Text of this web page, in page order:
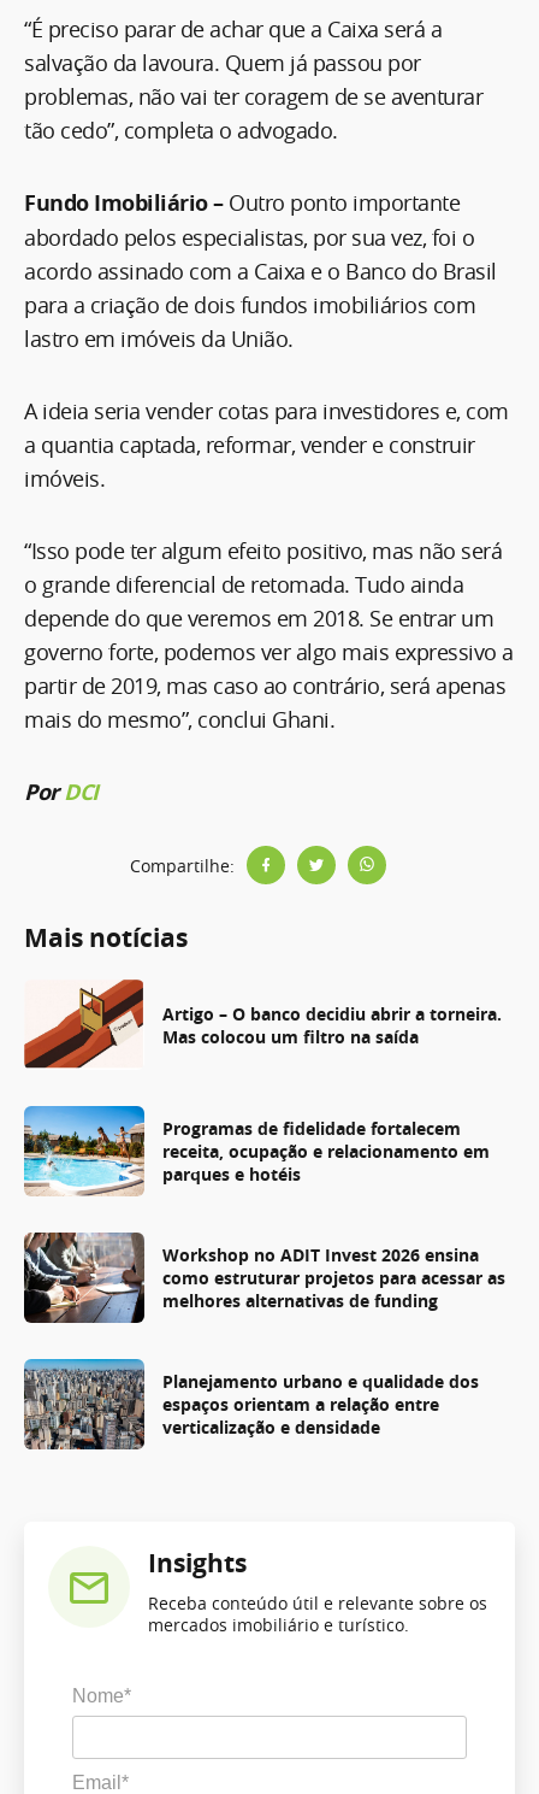
“É preciso parar de achar que a Caixa será a
salvação da lavoura. Quem já passou por
problemas, não vai ter coragem de se aventurar
tão cedo”, completa o advogado.
Fundo Imobiliário – Outro ponto importante
abordado pelos especialistas, por sua vez, foi o
acordo assinado com a Caixa e o Banco do Brasil
para a criação de dois fundos imobiliários com
lastro em imóveis da União.
A ideia seria vender cotas para investidores e, com
a quantia captada, reformar, vender e construir
imóveis.
“Isso pode ter algum efeito positivo, mas não será
o grande diferencial de retomada. Tudo ainda
depende do que veremos em 2018. Se entrar um
governo forte, podemos ver algo mais expressivo a
partir de 2019, mas caso ao contrário, será apenas
mais do mesmo”, conclui Ghani.
PorDCI
Compartilhe:
Mais notícias
Artigo – O banco decidiu abrir a torneira.
Mas colocou um filtro na saída
Programas de fidelidade fortalecem
receita, ocupação e relacionamento em
parques e hotéis
Workshop no ADIT Invest 2026 ensina
como estruturar projetos para acessar as
melhores alternativas de funding
Planejamento urbano e qualidade dos
espaços orientam a relação entre
verticalização e densidade
Insights
Receba conteúdo útil e relevante sobre os
mercados imobiliário e turístico.
Nome*
Email*